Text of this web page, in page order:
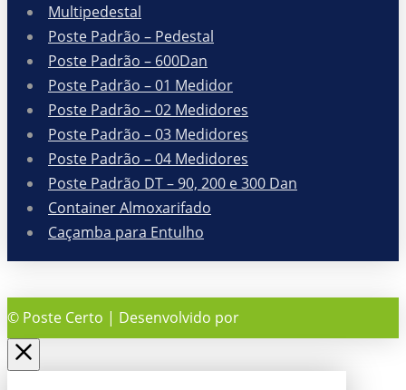
Multipedestal
Poste Padrão – Pedestal
Poste Padrão – 600Dan
Poste Padrão – 01 Medidor
Poste Padrão – 02 Medidores
Poste Padrão – 03 Medidores
Poste Padrão – 04 Medidores
Poste Padrão DT – 90, 200 e 300 Dan
Container Almoxarifado
Caçamba para Entulho
© Poste Certo | Desenvolvido por